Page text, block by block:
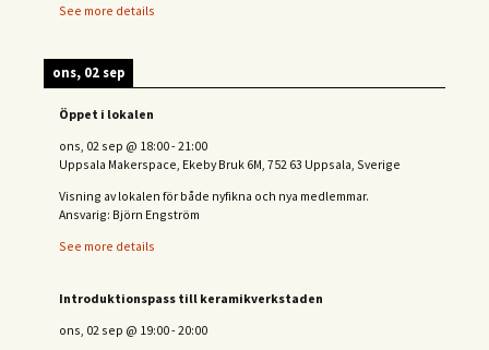
See more details
ons, 02 sep
Öppet i lokalen
ons, 02 sep @ 18:00-21:00
Uppsala Makerspace, Ekeby Bruk 6M, 752 63 Uppsala, Sverige
Visning av lokalen för både nyfikna och nya medlemmar.
Ansvarig: Björn Engström
See more details
Introduktionspass till keramikverkstaden
ons, 02 sep @ 19:00-20:00